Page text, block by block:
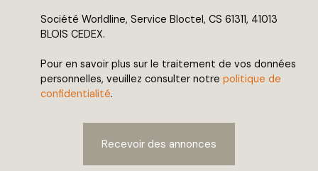
Société Worldline, Service Bloctel, CS 61311, 41013
BLOIS CEDEX.
Pour en savoir plus sur le traitement de vos données
personnelles, veuillez consulter notre politique de
confidentialité.
Recevoir des annonces